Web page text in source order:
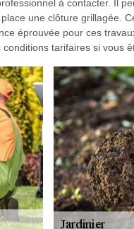
à contacter. Il
une clôture grillagée.
éprouvée pour ces
tarifaires si vous